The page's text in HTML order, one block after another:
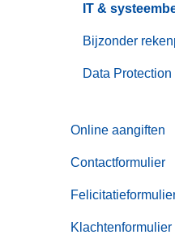
IT &
Bijzonder
Data
Online aangiften
Contactformulier
Klachtenformulier